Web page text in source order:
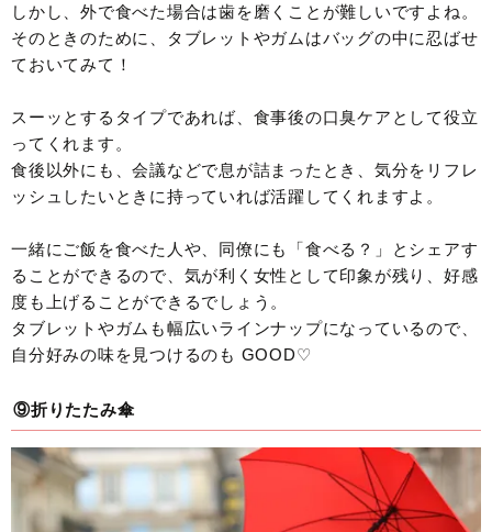
しかし、外で食べた場合は歯を磨くことが難しいですよね。
そのときのために、タブレットやガムはバッグの中に忍ばせ
ておいてみて！
スーッとするタイプであれば、食事後の口臭ケアとして役立
ってくれます。
食後以外にも、会議などで息が詰まったとき、気分をリフレ
ッシュしたいときに持っていれば活躍してくれますよ。
一緒にご飯を食べた人や、同僚にも「食べる？」とシェアす
ることができるので、気が利く女性として印象が残り、好感
度も上げることができるでしょう。
タブレットやガムも幅広いラインナップになっているので、
自分好みの味を見つけるのも GOOD♡
⑨折りたたみ傘